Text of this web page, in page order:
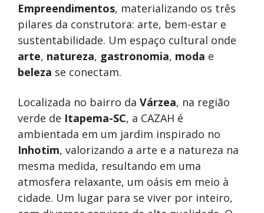
Empreendimentos, materializando os três
pilares da construtora: arte, bem-estar e
sustentabilidade. Um espaço cultural onde
arte, natureza, gastronomia, moda e
beleza se conectam.
Localizada no bairro da Várzea, na região
verde de Itapema-SC, a CAZAH é
ambientada em um jardim inspirado no
Inhotim, valorizando a arte e a natureza na
mesma medida, resultando em uma
atmosfera relaxante, um oásis em meio à
cidade. Um lugar para se viver por inteiro,